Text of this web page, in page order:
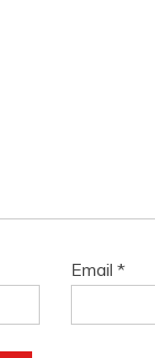
Email *